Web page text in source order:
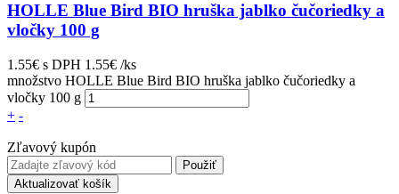
HOLLE Blue Bird BIO hruška jablko čučoriedky a
vločky 100 g
1.55€ s DPH 1.55€ /ks
množstvo HOLLE Blue Bird BIO hruška jablko čučoriedky a
vločky 100 g
+ -
Zľavový kupón
Použiť
Aktualizovať košík